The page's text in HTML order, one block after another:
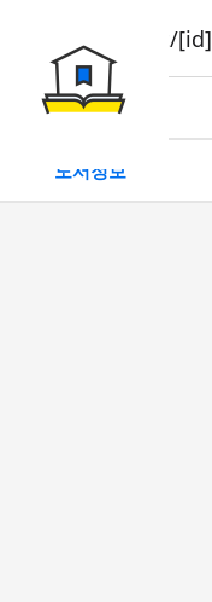
book/rent/[id]
대여
도서정보